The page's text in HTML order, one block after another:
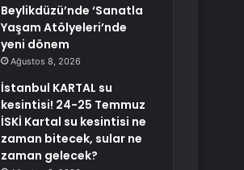
Beylikdüzü’nde ‘Sanatla
Yaşam Atölyeleri’nde
yeni dönem
Ağustos 8, 2026
İstanbul KARTAL su
kesintisi! 24-25 Temmuz
İSKİ Kartal su kesintisi ne
zaman bitecek, sular ne
zaman gelecek?